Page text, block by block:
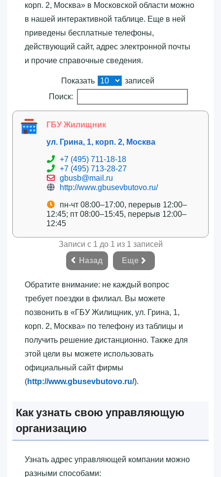
корп. 2, Москва»‎ в Московской области можно
в нашей интерактивной таблице. Еще в ней
приведены бесплатные телефоны,
действующий сайт, адрес электронной почты
и прочие справочные сведения.
Показать
записей
Поиск:
ГБУ Жилищник
ул. Грина, 1, корп. 2, Москва
+7 (495) 711-18-18
+7 (495) 713-28-27
gbusb@mail.ru
http://www.gbusevbutovo.ru/
пн-чт 08:00–17:00, перерыв 12:00–
12:45; пт 08:00–15:45, перерыв 12:00–
12:45
Записи с 1 до 1 из 1 записей
Назад
Еще
Обратите внимание: не каждый вопрос
требует поездки в филиал. Вы можете
позвонить в «‎ГБУ Жилищник, ул. Грина, 1,
корп. 2, Москва»‎ по телефону из таблицы и
получить решение дистанционно. Также для
этой цели вы можете использовать
официальный сайт фирмы
(http://www.gbusevbutovo.ru/).
Как узнать свою управляющую
организацию
Узнать адрес управляющей компании можно
разными способами: